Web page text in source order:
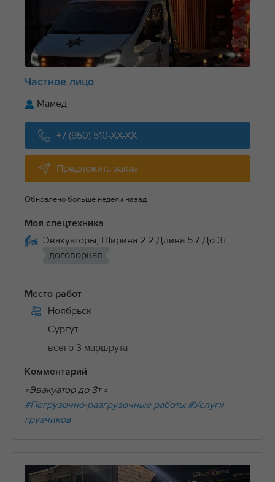
Частное лицо
Мамед
+7 (950) 510-XX-XX
Предложить заказ
Обновлено больше недели назад
Моя спецтехника
Эвакуаторы, Ширина 2.2 Длина 5.7 До 3т
договорная
Место работ
Ноябрьск
Сургут
всего 3 маршрута
Комментарий
«Эвакуатор до 3т »
#Погрузочно-разгрузочные работы #Услуги
грузчиков